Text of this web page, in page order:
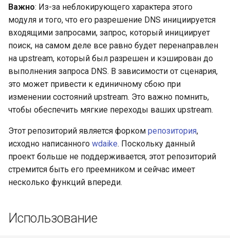
Важно: Из-за неблокирующего характера этого
модуля и того, что его разрешение DNS инициируется
входящими запросами, запрос, который инициирует
поиск, на самом деле все равно будет перенаправлен
на upstream, который был разрешен и кэширован до
выполнения запроса DNS. В зависимости от сценария,
это может привести к единичному сбою при
изменении состояний upstream. Это важно помнить,
чтобы обеспечить мягкие переходы ваших upstream.
Этот репозиторий является форком репозитория,
исходно написанного wdaike. Поскольку данный
проект больше не поддерживается, этот репозиторий
стремится быть его преемником и сейчас имеет
несколько функций впереди.
Использование